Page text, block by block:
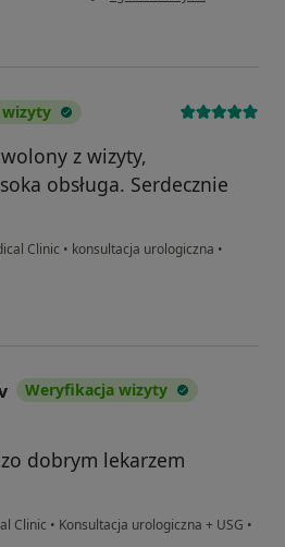
z wizyty,
obsługa. Serdecznie
Clinic • konsultacja urologiczna •
Weryfikacja wizyty
dobrym lekarzem
Clinic • Konsultacja urologiczna + USG •